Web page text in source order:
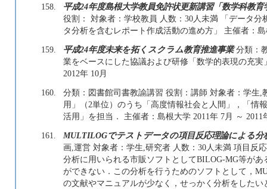
158.
平成24年度島根大学教員免許状更新講習「数学科教
役割： 対象者：学校教員 人数：30人未満 「データ
タ分析を含むレポート作成活動の進め方」 主催者：
159.
平成24年度未来を拓くスクラム教育推進事業分類：
業をベースにした協議および研修「数学的表現の充
2012年 10月
160.
分類：図書館司書教諭講習 役割：講師 対象者：学生,
用」（2単位）のうち「高度情報社会と人間」，「情
活用」を担当． 主催者：島根大学 2011年 7月 ～ 2011
161.
MULTILOGでテストデータの項目反応理論による
画,運営 対象者：学生,研究者 人数：30人未満 項目反
分析に用いられる市販ソフトとしてBILOG-MG等が
ができない．この分析を行うためのソフトとして，
の文献やマニュアルが少なく，せっかく分析をした